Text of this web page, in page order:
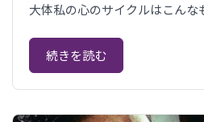
大体私の心のサイクルはこんな
続きを読む